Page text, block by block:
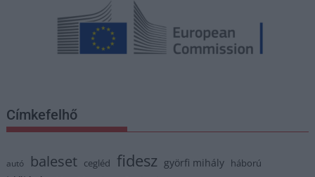
Címkefelhő
autó baleset cegléd fidesz györfi mihály háború